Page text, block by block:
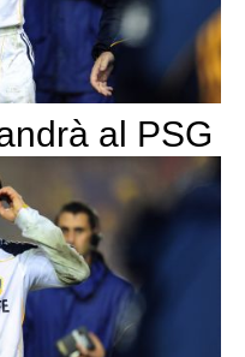
al PSG